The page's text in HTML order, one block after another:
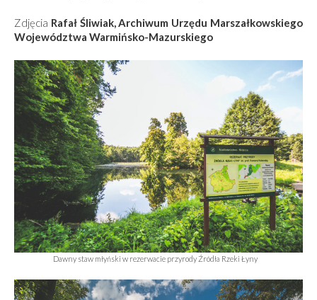
Zdjęcia Rafał Śliwiak, Archiwum Urzędu Marszałkowskiego
Województwa Warmińsko-Mazurskiego
Dawny staw młyński w rezerwacie przyrody Źródła Rzeki Łyny